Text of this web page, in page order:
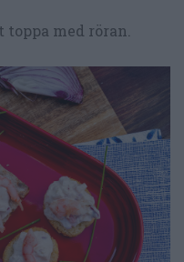
toppa med röran.